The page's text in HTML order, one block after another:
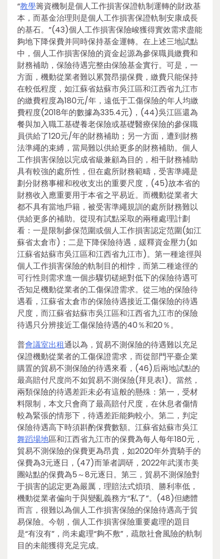
“教學籌資機制是個人工作損害保證軌制運轉的財政基
本，而基金治理則是個人工作損害保證軌制安康成長
的基石。”(43)個人工作損害保險峻獲得實效需求盡能
夠地下降保費并同時保持基金運轉。在上述三地試點
中，個人工作損害保險的資金起源為參保職員繳費和
財務補助，保險待遇完整由保險基金實行。可是，一
方面，機動從業者難以累贅昂揚保費，繳費只能保持
在較低程度，如江蘇省姑蘇市吳江區和江西省九江市
的繳費程度為180元/年，遠低于工傷保險的年人均繳
費程度(2018年的數據為335.4元)，(44)吳江區還為
餐與加入職工基礎養老保險或基礎醫療保險的參保職
員供給了120元/年的財務補助；另一方面，遭到財務
法準繩的束縛，當局難以供給更多的財務補助。個人
工作損害保險以完成省級兼顧為目的，相干財務補助
具有較強的處所性，但在處所財務範疇，受害準繩是
劃分財務事權和稅收支出的重要尺度，(45)故本省的
財務收入應重要用于本省之平易近。而機動從業者大
都不具有當地戶籍，被受害準繩規訓的處所財務難以
供給更多的補助。從現有試點采取的兩種處理計劃
看：一是限制參保范圍或個人工作損害認定范圍(如江
蘇省太倉市)；二是下降保險待遇，緩釋資金壓力(如
江蘇省姑蘇市吳江區和江西省九江市)。第一種途徑與
個人工作損害保險的軌制目的相悖，而第二種途徑的
可行性則需求進一個步驟切磋絕對低下的保險待遇可
否知足機動從業者的工傷保證需求。從三地的保險待
遇看，江蘇省太倉市的保險待遇接近工傷保險的待遇
尺度，而江蘇省姑蘇市吳江區和江西省九江市的保險
待遇只分辨接近工傷保險待遇的40％和20％。
普會議室出租通以為，貿易不測保險的待遇難以充足
保證機動從業者的工傷保證需求，而從部門平臺企業
購置的貿易不測保險的待遇來看，(46)后兩地試點的
最高賠付尺度尚不如貿易不測保險(拜見表1)。當然，
兩類保險的待遇差距未必有這般的懸殊：第一，受材
料限制，本文只會商了最高賠付尺度，在休息者傷情
較為緊張的情形下，待遇差距能夠較小。第二，判定
保險待遇高下時須斟酌保費數額。江蘇省姑蘇市吳江
舞蹈場地區和江西省九江市的保費為每人每年180元，
貿易不測保險的保費更為昂貴，如2020年外賣騎手的
保費為3元逐日，(47)而筆者調研，2022年武漢市美
團站點的保費為5～8元逐日。第三，貿易不測保險對
于損害的認定更為嚴厲，理賠法式煩瑣、勝利率低，
機動從業者偏向于與變亂義務方“私了”。(48)但總體
而言，很難以為個人工作損害保險的保險待遇高于貿
易保險。今朝，個人工作損害保險重要處理的題目
是“有沒有”，尚未處理“夠不敷”，疏散社會風險的軌制
目的未能獲得充足完成。